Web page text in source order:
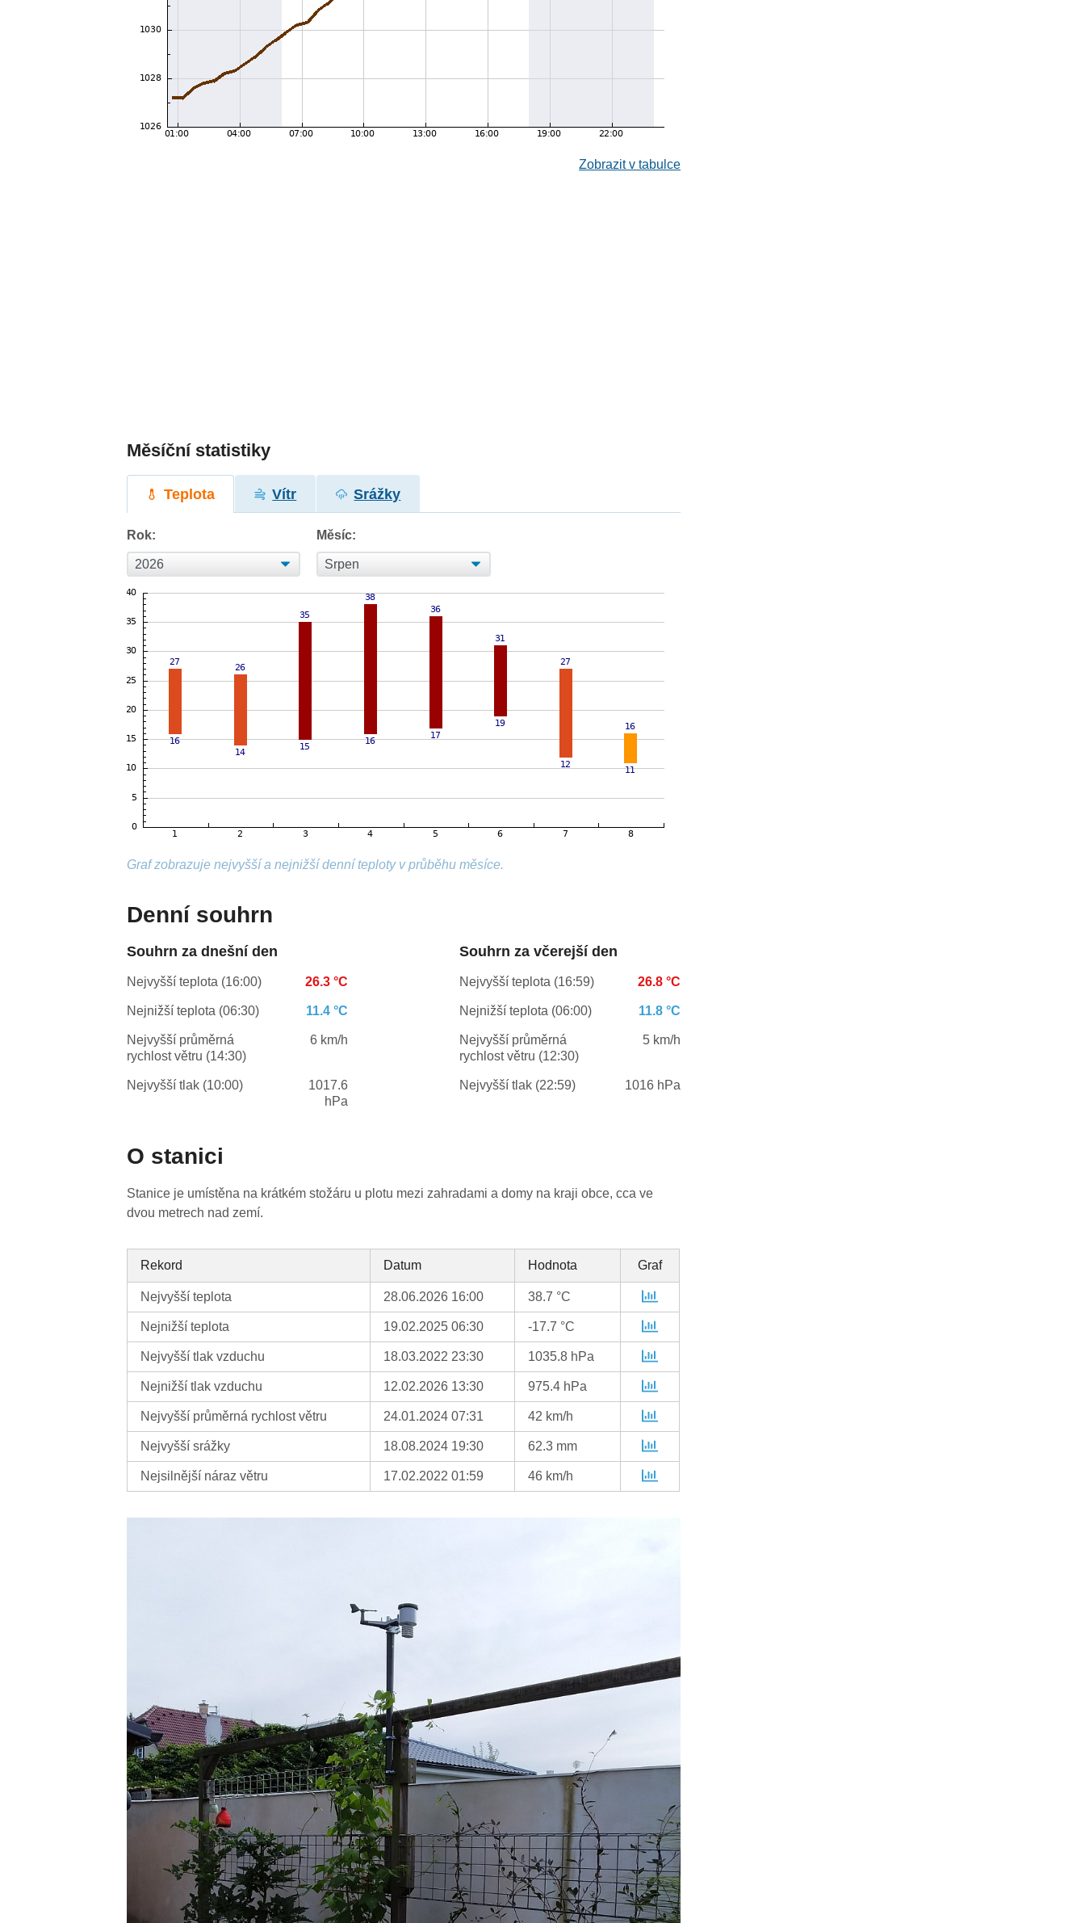
Zobrazit v tabulce
Měsíční statistiky
Teplota Vítr Srážky
Rok: Měsíc:
Graf zobrazuje nejvyšší a nejnižší denní teploty v průběhu měsíce.
Denní souhrn
Souhrn za dnešní den
Nejvyšší teplota (16:00) 26.3 °C
Nejnižší teplota (06:30) 11.4 °C
Nejvyšší průměrná
rychlost větru (14:30)
6 km/h
Nejvyšší tlak (10:00)
1017.6
hPa
Souhrn za včerejší den
Nejvyšší teplota (16:59) 26.8 °C
Nejnižší teplota (06:00) 11.8 °C
Nejvyšší průměrná
rychlost větru (12:30)
5 km/h
Nejvyšší tlak (22:59) 1016 hPa
O stanici
Stanice je umístěna na krátkém stožáru u plotu mezi zahradami a domy na kraji obce, cca ve
dvou metrech nad zemí.
Rekord Datum Hodnota Graf
Nejvyšší teplota 28.06.2026 16:00 38.7 °C
Nejnižší teplota 19.02.2025 06:30 -17.7 °C
Nejvyšší tlak vzduchu 18.03.2022 23:30 1035.8 hPa
Nejnižší tlak vzduchu 12.02.2026 13:30 975.4 hPa
Nejvyšší průměrná rychlost větru 24.01.2024 07:31 42 km/h
Nejvyšší srážky 18.08.2024 19:30 62.3 mm
Nejsilnější náraz větru 17.02.2022 01:59 46 km/h